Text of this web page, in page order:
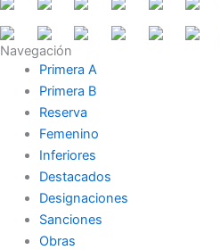
Navegación
Primera A
Primera B
Reserva
Femenino
Inferiores
Destacados
Designaciones
Sanciones
Obras